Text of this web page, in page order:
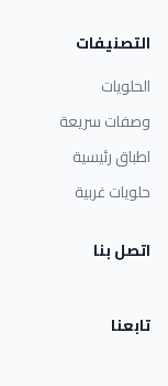
التصنيفات
الحلويات
وصفات سريعة
اطباق رئيسية
حلويات غربية
اتصل بنا
تابعنا